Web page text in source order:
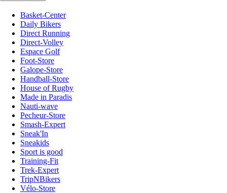
Basket-Center
Daily Bikers
Direct Running
Direct-Volley
Espace Golf
Foot-Store
Galope-Store
Handball-Store
House of Rugby
Made in Paradis
Nauti-wave
Pecheur-Store
Smash-Expert
Sneak'In
Sneakids
Sport is good
Training-Fit
Trek-Expert
TripNBikers
Vélo-Store